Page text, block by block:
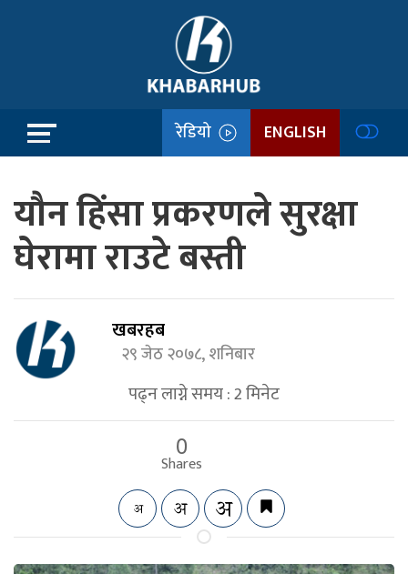
रेडियो ENGLISH
यौन हिंसा प्रकरणले सुरक्षा
घेरामा राउटे बस्ती
खबरहब
२९ जेठ २०७८, शनिबार
पढ्न लाग्ने समय :2मिनेट
0
Shares